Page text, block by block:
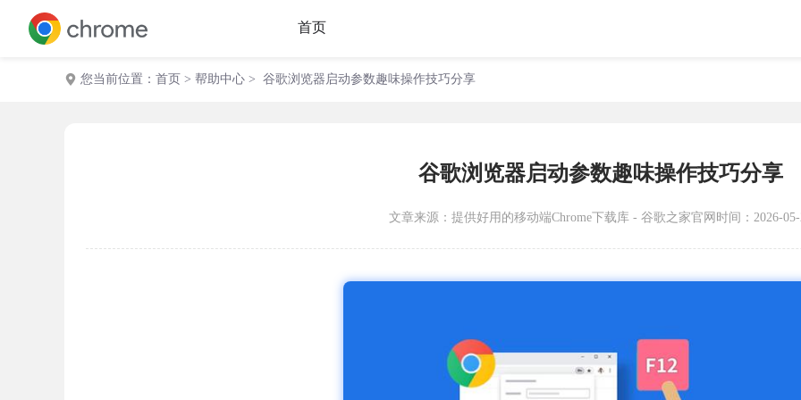
首页
您当前位置： 首页 > 帮助中心 > 谷歌浏览器启动参数趣味操作技巧分享
谷歌浏览器启动参数趣味操作技巧分享
文章来源： 提供好用的移动端Chrome下载库 - 谷歌之家官网 时间：2026-